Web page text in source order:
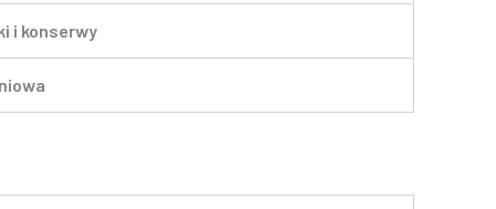
i konserwy